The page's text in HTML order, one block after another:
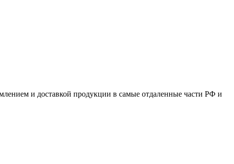
и доставкой продукции в самые отдаленные части РФ и